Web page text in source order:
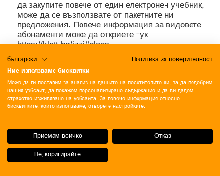
да закупите повече от един електронен учебник,
може да се възползвате от пакетните ни
предложения. Повече информация за видовете
абонаменти може да откриете тук
https://klett.bg/izzi#plans.
ОБЩИ УСЛОВИЯ
български Политика за поверителност
Ние използваме бисквитки
Може да ги поставим за анализ на данните на посетителите ни, за да подобрим
нашия уебсайт, да покажем персонализирано съдържание и да ви дадем
страхотно изживяване на уебсайта. За повече информация относно
бисквитките, които използваме, отворете настройките.
Приемам всичко Отказ
Не, коригирайте